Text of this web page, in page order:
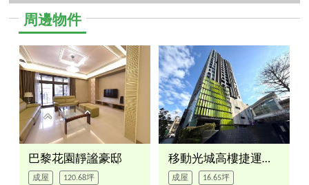
周邊物件
巴黎花園靜謐豪邸
成屋 120.68坪
移動光城高樓捷運１房
成屋 16.65坪